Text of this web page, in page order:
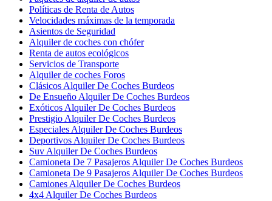
Políticas de Renta de Autos
Velocidades máximas de la temporada
Asientos de Seguridad
Alquiler de coches con chófer
Renta de autos ecológicos
Servicios de Transporte
Alquiler de coches Foros
Clásicos Alquiler De Coches Burdeos
De Ensueño Alquiler De Coches Burdeos
Exóticos Alquiler De Coches Burdeos
Prestigio Alquiler De Coches Burdeos
Especiales Alquiler De Coches Burdeos
Deportivos Alquiler De Coches Burdeos
Suv Alquiler De Coches Burdeos
Camioneta De 7 Pasajeros Alquiler De Coches Burdeos
Camioneta De 9 Pasajeros Alquiler De Coches Burdeos
Camiones Alquiler De Coches Burdeos
4x4 Alquiler De Coches Burdeos